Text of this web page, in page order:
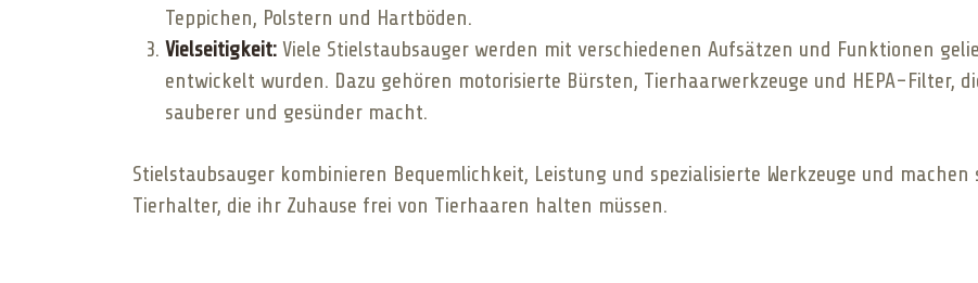
Teppichen, Polstern und Hartböden.
Vielseitigkeit: Viele Stielstaubsauger werden mit verschiedenen Aufsätzen und Funktionen
entwickelt wurden. Dazu gehören motorisierte Bürsten, Tierhaarwerkzeuge und HEPA-Filter,
sauberer und gesünder macht.
Stielstaubsauger kombinieren Bequemlichkeit, Leistung und spezialisierte Werkzeuge und
Tierhalter, die ihr Zuhause frei von Tierhaaren halten müssen.